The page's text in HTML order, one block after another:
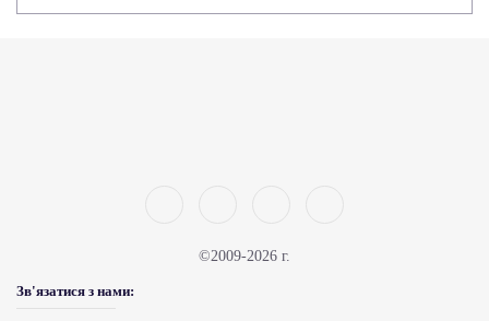
©2009-2026 г.
Зв'язатися з нами: